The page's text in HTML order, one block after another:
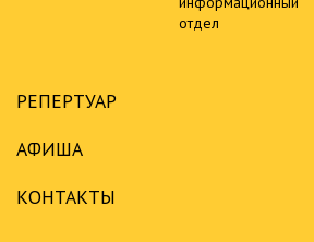
отдел
РЕПЕРТУАР
АФИША
КОНТАКТЫ